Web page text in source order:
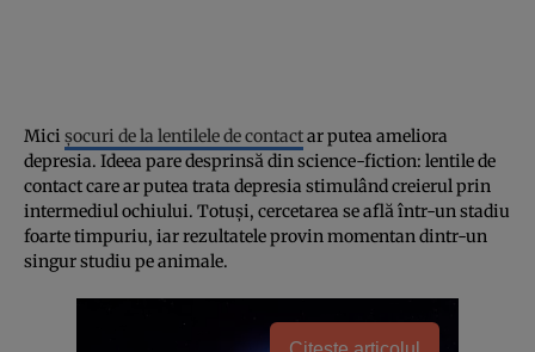
Mici șocuri de la lentilele de contactar putea ameliora
depresia. Ideea pare desprinsă din science-fiction: lentile de
contact care ar putea trata depresia stimulând creierul prin
intermediul ochiului. Totuși, cercetarea se află într-un stadiu
foarte timpuriu, iar rezultatele provin momentan dintr-un
singur studiu pe animale.